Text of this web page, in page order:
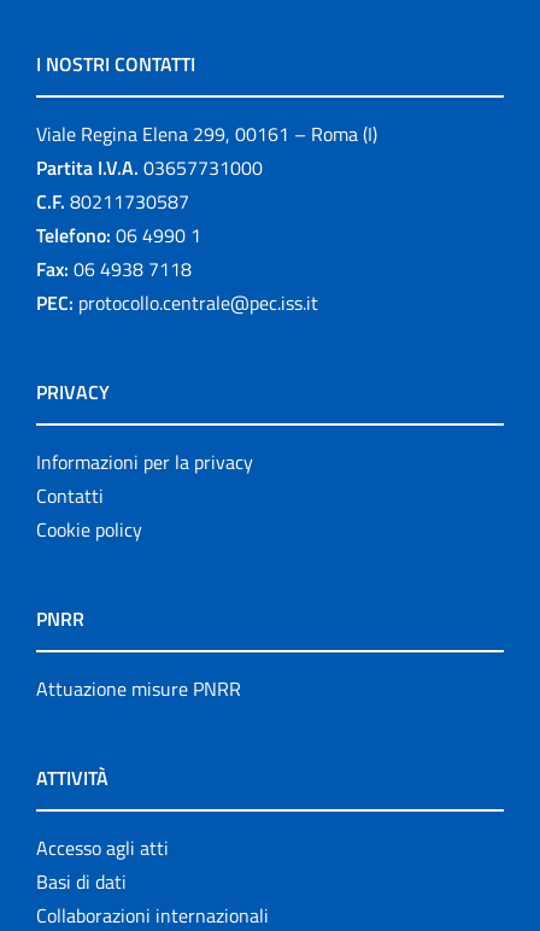
I NOSTRI CONTATTI
Viale Regina Elena 299, 00161 – Roma (I)
Partita I.V.A. 03657731000
C.F. 80211730587
Telefono: 06 4990 1
Fax: 06 4938 7118
PEC: protocollo.centrale@pec.iss.it
PRIVACY
Informazioni per la privacy
Contatti
Cookie policy
PNRR
Attuazione misure PNRR
ATTIVITÀ
Accesso agli atti
Basi di dati
Collaborazioni internazionali